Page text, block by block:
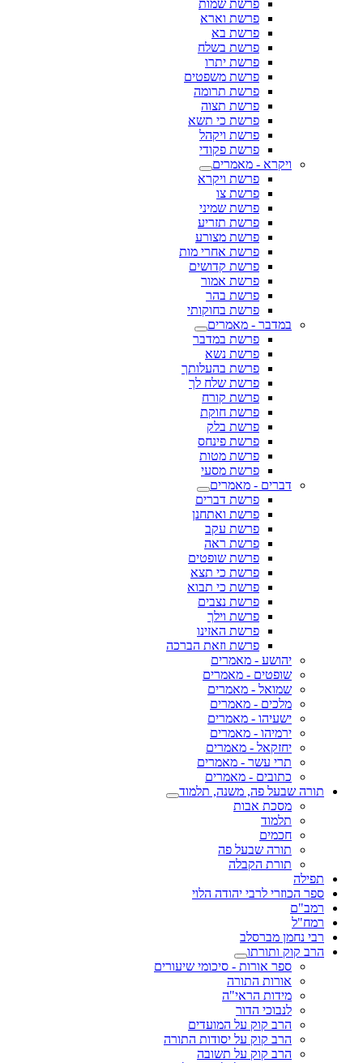
פרשת שמות
פרשת וארא
פרשת בא
פרשת בשלח
פרשת יתרו
פרשת משפטים
פרשת תרומה
פרשת תצוה
פרשת כי תשא
פרשת ויקהל
פרשת פקודי
ויקרא - מאמרים
פרשת ויקרא
פרשת צו
פרשת שמיני
פרשת תזריע
פרשת מצורע
פרשת אחרי מות
פרשת קדושים
פרשת אמור
פרשת בהר
פרשת בחוקותי
במדבר - מאמרים
פרשת במדבר
פרשת נשא
פרשת בהעלותך
פרשת שלח לך
פרשת קורח
פרשת חוקת
פרשת בלק
פרשת פינחס
פרשת מטות
פרשת מסעי
דברים - מאמרים
פרשת דברים
פרשת ואתחנן
פרשת עקב
פרשת ראה
פרשת שופטים
פרשת כי תצא
פרשת כי תבוא
פרשת נצבים
פרשת וילך
פרשת האזינו
פרשת וזאת הברכה
יהושע - מאמרים
שופטים - מאמרים
שמואל - מאמרים
מלכים - מאמרים
ישעיהו - מאמרים
ירמיהו - מאמרים
יחזקאל - מאמרים
תרי עשר - מאמרים
כתובים - מאמרים
תורה שבעל פה, משנה, תלמוד
מסכת אבות
תלמוד
חכמים
תורה שבעל פה
תורת הקבלה
תפילה
ספר הכוזרי לרבי יהודה הלוי
רמב"ם
רמח"ל
רבי נחמן מברסלב
הרב קוק ותורתו
ספר אורות - סיכומי שיעורים
אורות התורה
מידות הראי"ה
לנבוכי הדור
הרב קוק על המועדים
הרב קוק על יסודות התורה
הרב קוק על תשובה